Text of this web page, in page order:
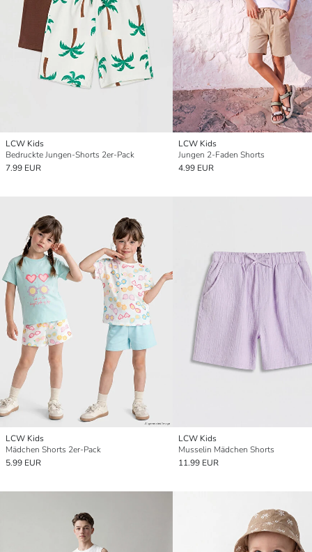
LCW Kids
Bedruckte Jungen-Shorts 2er-Pack
7.99 EUR
LCW Kids
Jungen 2-Faden Shorts
4.99 EUR
LCW Kids
Mädchen Shorts 2er-Pack
5.99 EUR
LCW Kids
Musselin Mädchen Shorts
11.99 EUR